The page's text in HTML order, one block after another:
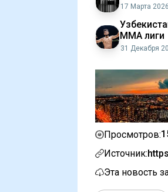
17 Марта
ММА лиги
31 Декабря
Просмотров:
Источник:
Эта новость